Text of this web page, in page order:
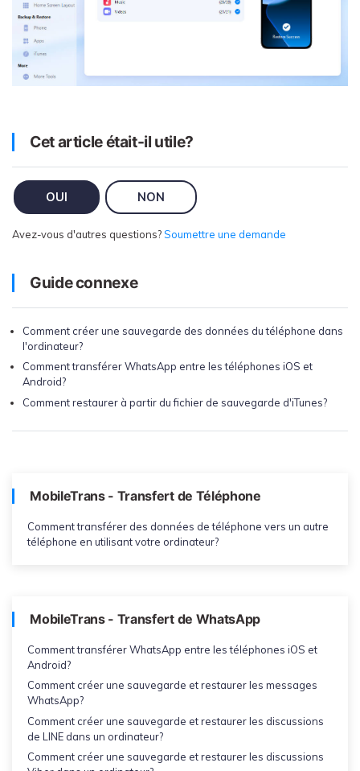
Cet article était-il utile?
OUI NON
Avez-vous d'autres questions?Soumettre une demande
Guide connexe
Comment créer une sauvegarde des données du téléphone dans
l'ordinateur?
Comment transférer WhatsApp entre les téléphones iOS et
Android?
Comment restaurer à partir du fichier de sauvegarde d'iTunes?
MobileTrans - Transfert de Téléphone
Comment transférer des données de téléphone vers un autre
téléphone en utilisant votre ordinateur?
MobileTrans - Transfert de WhatsApp
Comment transférer WhatsApp entre les téléphones iOS et
Android?
Comment créer une sauvegarde et restaurer les messages
WhatsApp?
Comment créer une sauvegarde et restaurer les discussions
de LINE dans un ordinateur?
Comment créer une sauvegarde et restaurer les discussions